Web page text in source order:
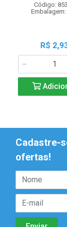
Código:
Embalagem:
R$
Cadastre-
ofertas!